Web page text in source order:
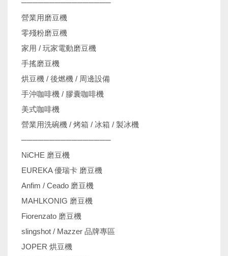
────────────────
營業用磨豆機
零殘粉磨豆機
家用 / 玩家電動磨豆機
手搖磨豆機
烘豆機 / 後燃機 / 周邊設備
手沖咖啡機 / 膠囊咖啡機
美式咖啡機
營業用洗碗機 / 烤箱 / 冰箱 / 製冰機
────────────────
NiCHE 磨豆機
EUREKA 優瑞卡 磨豆機
Anfim / Ceado 磨豆機
MAHLKONIG 磨豆機
Fiorenzato 磨豆機
slingshot / Mazzer 品牌專區
JOPER 烘豆機